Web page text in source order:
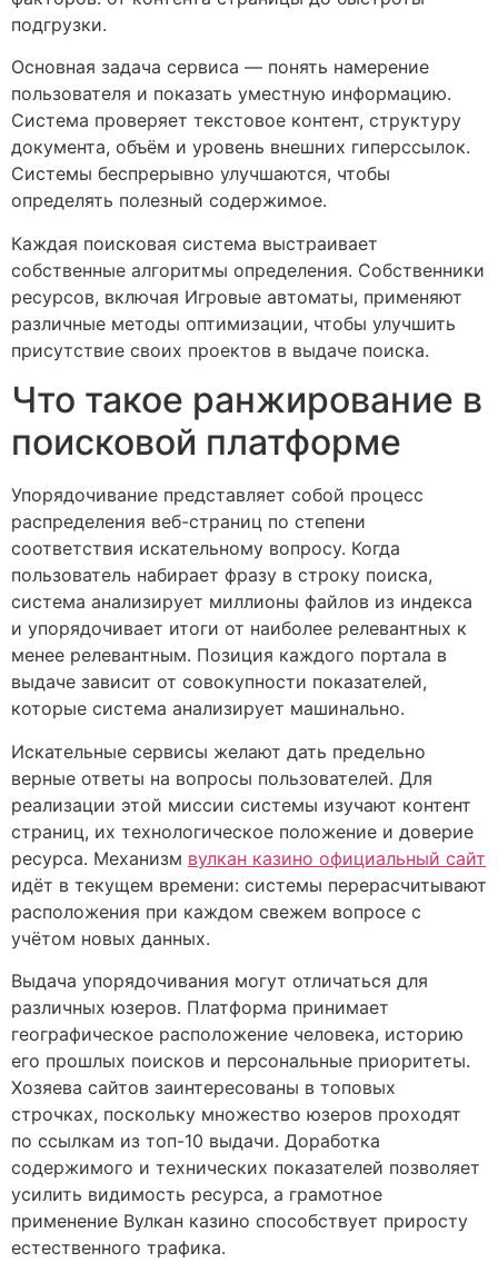
подгрузки.
Основная задача сервиса — понять намерение
пользователя и показать уместную информацию.
Система проверяет текстовое контент, структуру
документа, объём и уровень внешних гиперссылок.
Системы беспрерывно улучшаются, чтобы
определять полезный содержимое.
Каждая поисковая система выстраивает
собственные алгоритмы определения. Собственники
ресурсов, включая Игровые автоматы, применяют
различные методы оптимизации, чтобы улучшить
присутствие своих проектов в выдаче поиска.
Что такое ранжирование в
поисковой платформе
Упорядочивание представляет собой процесс
распределения веб-страниц по степени
соответствия искательному вопросу. Когда
пользователь набирает фразу в строку поиска,
система анализирует миллионы файлов из индекса
и упорядочивает итоги от наиболее релевантных к
менее релевантным. Позиция каждого портала в
выдаче зависит от совокупности показателей,
которые система анализирует машинально.
Искательные сервисы желают дать предельно
верные ответы на вопросы пользователей. Для
реализации этой миссии системы изучают контент
страниц, их технологическое положение и доверие
ресурса. Механизм вулкан казино официальный сайт
идёт в текущем времени: системы перерасчитывают
расположения при каждом свежем вопросе с
учётом новых данных.
Выдача упорядочивания могут отличаться для
различных юзеров. Платформа принимает
географическое расположение человека, историю
его прошлых поисков и персональные приоритеты.
Хозяева сайтов заинтересованы в топовых
строчках, поскольку множество юзеров проходят
по ссылкам из топ-10 выдачи. Доработка
содержимого и технических показателей позволяет
усилить видимость ресурса, а грамотное
применение Вулкан казино способствует приросту
естественного трафика.